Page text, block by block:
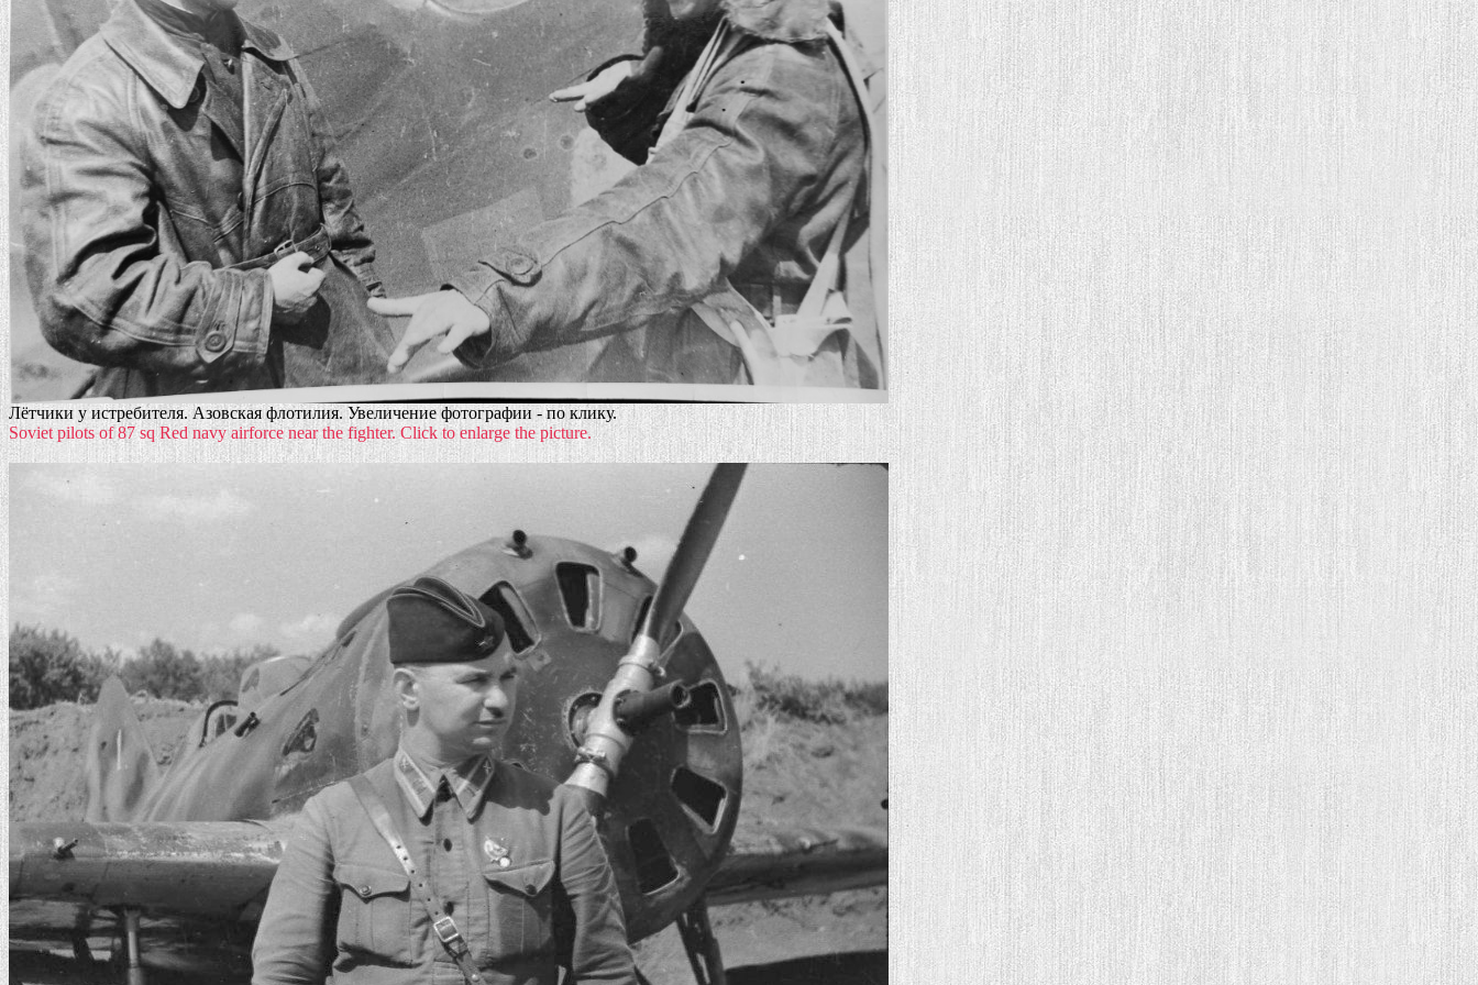
Лётчики у истребителя. Азовская флотилия. Увеличение фотографии - по клику.
Soviet pilots of 87 sq Red navy airforce near the fighter. Click to enlarge the picture.